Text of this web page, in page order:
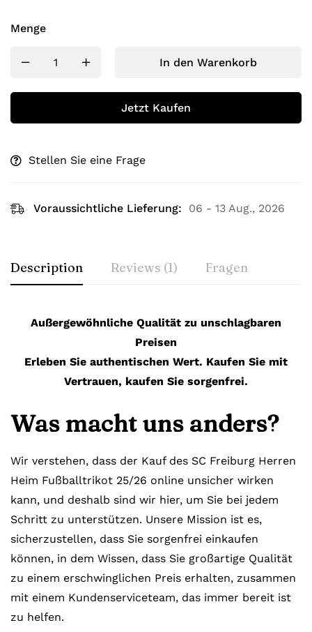
Menge
In den Warenkorb
Jetzt Kaufen
Stellen Sie eine Frage
Voraussichtliche Lieferung: 06 - 13 Aug., 2026
Description Reviews (1) Fragen
Außergewöhnliche Qualität zu unschlagbaren
Preisen
Erleben Sie authentischen Wert. Kaufen Sie mit
Vertrauen, kaufen Sie sorgenfrei.
Was macht uns anders?
Wir verstehen, dass der Kauf des SC Freiburg Herren
Heim Fußballtrikot 25/26 online unsicher wirken
kann, und deshalb sind wir hier, um Sie bei jedem
Schritt zu unterstützen. Unsere Mission ist es,
sicherzustellen, dass Sie sorgenfrei einkaufen
können, in dem Wissen, dass Sie großartige Qualität
zu einem erschwinglichen Preis erhalten, zusammen
mit einem Kundenserviceteam, das immer bereit ist
zu helfen.